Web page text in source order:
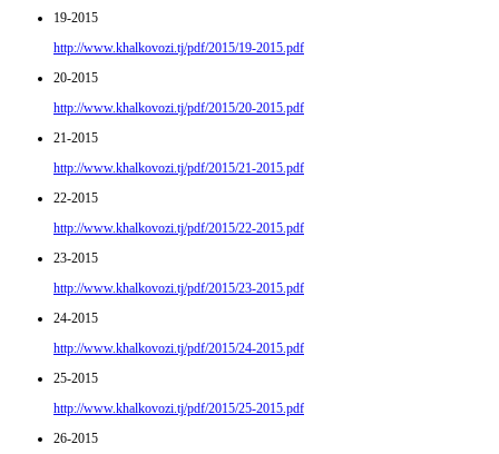
19-2015
http://www.khalkovozi.tj/pdf/2015/19-2015.pdf
20-2015
http://www.khalkovozi.tj/pdf/2015/20-2015.pdf
21-2015
http://www.khalkovozi.tj/pdf/2015/21-2015.pdf
22-2015
http://www.khalkovozi.tj/pdf/2015/22-2015.pdf
23-2015
http://www.khalkovozi.tj/pdf/2015/23-2015.pdf
24-2015
http://www.khalkovozi.tj/pdf/2015/24-2015.pdf
25-2015
http://www.khalkovozi.tj/pdf/2015/25-2015.pdf
26-2015